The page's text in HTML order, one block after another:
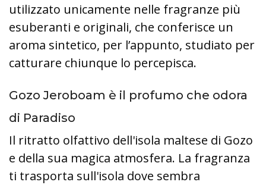
utilizzato unicamente nelle fragranze più
esuberanti e originali, che conferisce un
aroma sintetico, per l’appunto, studiato per
catturare chiunque lo percepisca.
Gozo Jeroboam è il profumo che odora
di Paradiso
Il ritratto olfattivo dell'isola maltese di Gozo
e della sua magica atmosfera. La fragranza
ti trasporta sull'isola dove sembra